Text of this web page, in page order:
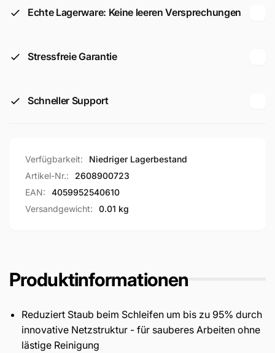
(2608900723)
tlg.
Echte Lagerware: Keine leeren Versprechungen
Stressfreie Garantie
Schneller Support
Verfügbarkeit:
Niedriger Lagerbestand
Artikel-Nr.:
2608900723
EAN:
4059952540610
Versandgewicht:
0.01 kg
Produktinformationen
Reduziert Staub beim Schleifen um bis zu 95% durch
innovative Netzstruktur - für sauberes Arbeiten ohne
lästige Reinigung